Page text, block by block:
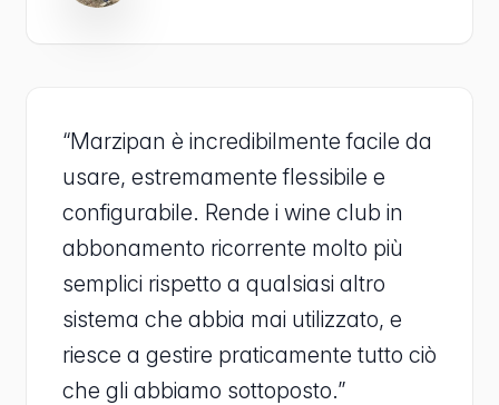
“Marzipan è incredibilmente facile da
usare, estremamente flessibile e
configurabile. Rende i wine club in
abbonamento ricorrente molto più
semplici rispetto a qualsiasi altro
sistema che abbia mai utilizzato, e
riesce a gestire praticamente tutto ciò
che gli abbiamo sottoposto.”